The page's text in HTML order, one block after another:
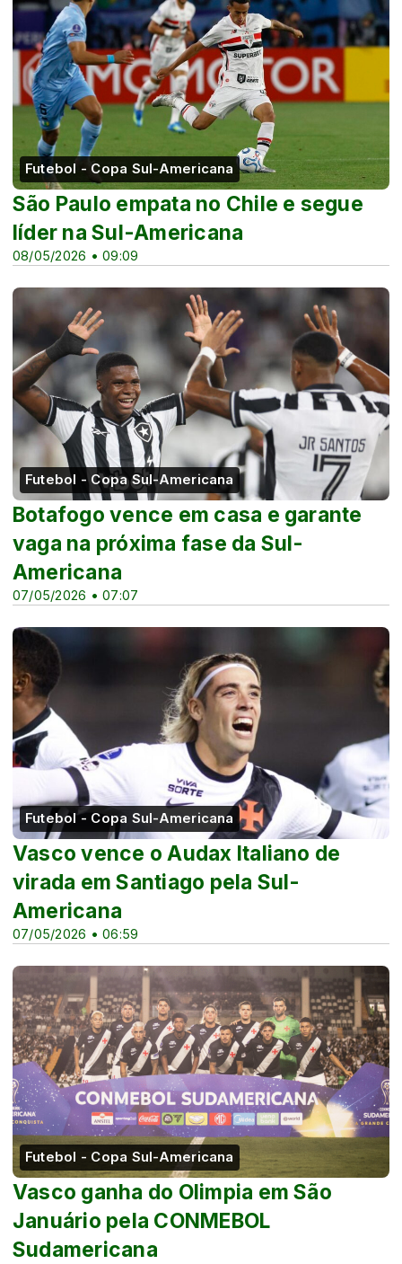
Futebol - Copa Sul-Americana
08/05/2026 • 09:09
São Paulo empata no Chile e segue
líder na Sul-Americana
Futebol - Copa Sul-Americana
07/05/2026 • 07:07
Botafogo vence em casa e garante
vaga na próxima fase da Sul-
Americana
Futebol - Copa Sul-Americana
07/05/2026 • 06:59
Vasco vence o Audax Italiano de
virada em Santiago pela Sul-
Americana
Futebol - Copa Sul-Americana
Vasco ganha do Olimpia em São
Januário pela CONMEBOL
Sudamericana